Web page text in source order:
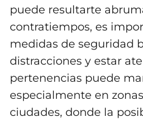
puede resultarte
contratiempos, es
medidas de seguridad
distracciones y estar
pertenencias puede
especialmente en
ciudades, donde la